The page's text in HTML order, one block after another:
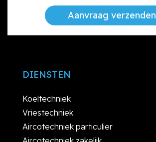
Aanvraag verzenden
DIENSTEN
Koeltechniek
Vriestechniek
Aircotechniek particulier